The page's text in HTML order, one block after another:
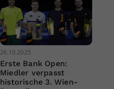
26.10.2025
Erste Bank Open:
Miedler verpasst
historische 3. Wien-